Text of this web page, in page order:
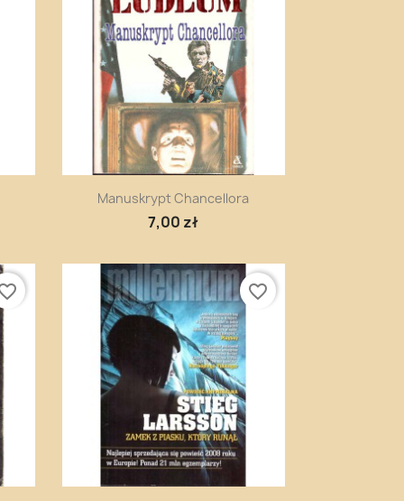
Szybki podgląd
Manuskrypt Chancellora
7,00 zł
favorite_border